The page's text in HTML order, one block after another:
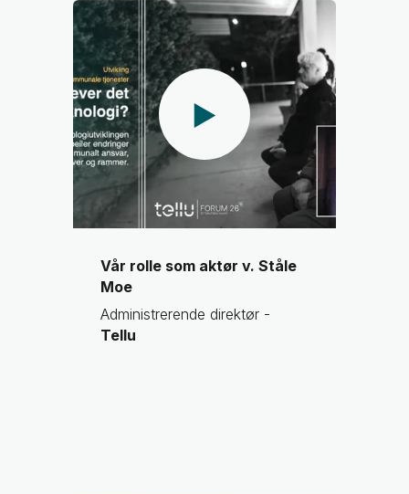
Vår rolle som aktør v. Ståle
Moe
Administrerende direktør -
Tellu